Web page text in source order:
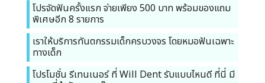
โปรจัดฟันครั้งแรก จ่ายเพียง 500 บาท พร้อมของแถม
พิเศษอีก 8 รายการ
เราให้บริการทันตกรรมเด็กครบวงจร โดยหมอฟันเฉพาะ
ทางเด็ก
โปรโมชั่น รีเทนเนอร์ ที่ Will Dent รับแบบไหนดี ที่นี่ มี